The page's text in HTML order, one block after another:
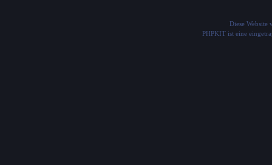
Diese Website
PHPKIT ist eine